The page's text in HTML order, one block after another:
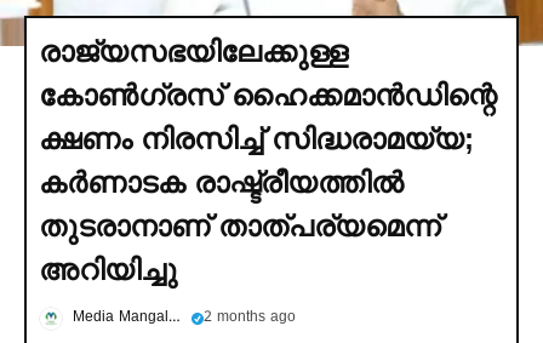
രാജ്യസഭയിലേക്കുള്ള
കോണ്‍ഗ്രസ് ഹൈക്കമാൻഡിന്റെ
ക്ഷണം നിരസിച്ച്‌ സിദ്ധരാമയ്യ;
കര്‍ണാടക രാഷ്ട്രീയത്തില്‍
തുടരാനാണ് താത്പര്യമെന്ന്
അറിയിച്ചു
Media Mangalam 2 months ago